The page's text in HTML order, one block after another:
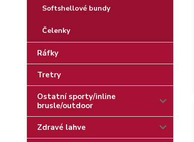
Softshellové bundy
Čelenky
Ráfky
Tretry
Ostatní sporty/inline
brusle/outdoor
Zdravé lahve